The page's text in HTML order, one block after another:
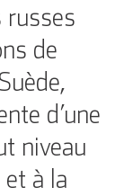
russes
de
d’une
niveau
à la